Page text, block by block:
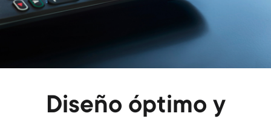
Diseño óptimo y